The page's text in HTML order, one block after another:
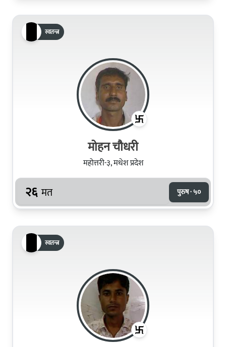
स्वतन्त्र
मोहन चौधरी
महोत्तरी-३, मधेश प्रदेश
२६ मत पुरुष · ५०
स्वतन्त्र